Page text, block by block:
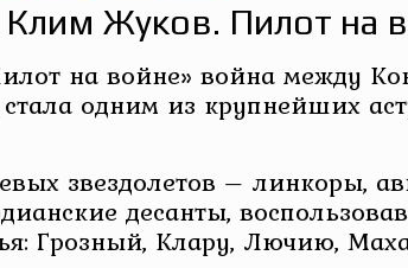
Жуков. Пилот на
на войне» война между
одним из крупнейших
звездолетов – линкоры,
десанты,
Грозный, Клару, Лючию,